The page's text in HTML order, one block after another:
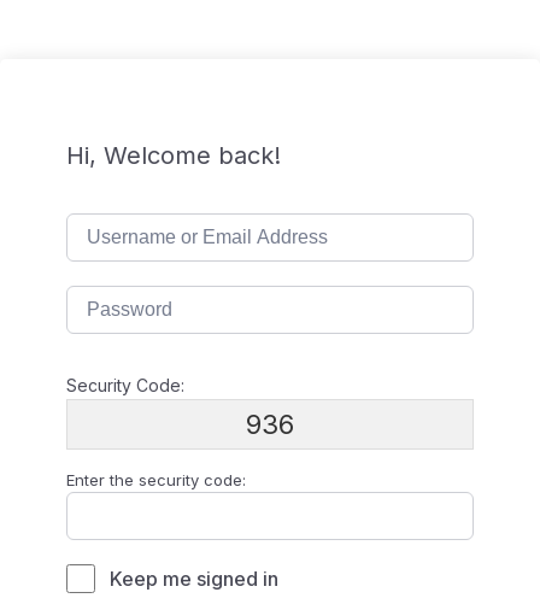
Hi, Welcome back!
Security Code:
936
Enter the security code:
Keep me signed in